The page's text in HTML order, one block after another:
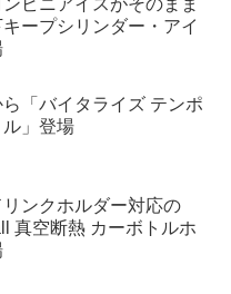
ープシリンダー・アイ
「バイタライズ テンポ
」登場
リンクホルダー対応の
真空断熱 カーボトルホ